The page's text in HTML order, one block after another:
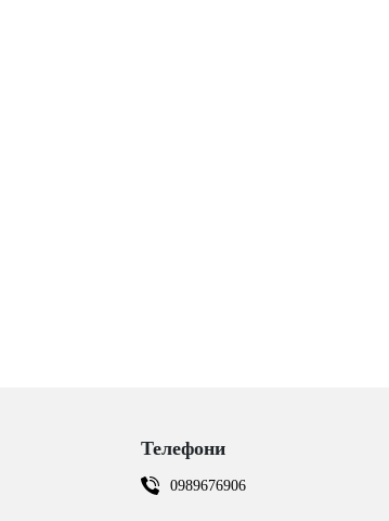
Телефони
0989676906